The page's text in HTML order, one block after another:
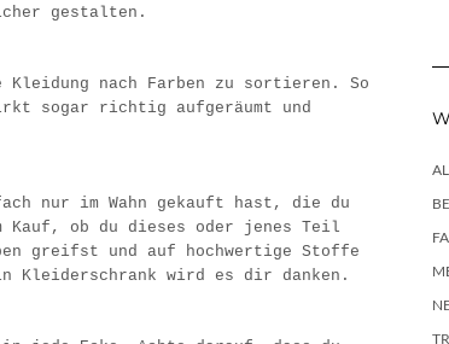
gestalten.
nach Farben zu sortieren. So
sogar richtig aufgeräumt und
nur im Wahn gekauft hast, die du
ob du dieses oder jenes Teil
greifst und auf hochwertige Stoffe
Kleiderschrank wird es dir danken.